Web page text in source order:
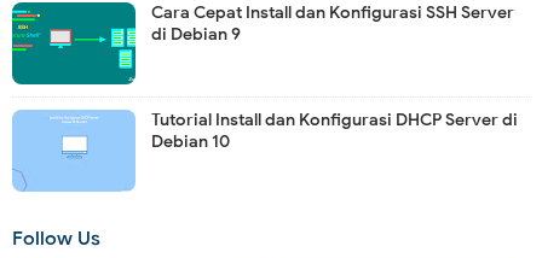
Cara Cepat Install dan Konfigurasi SSH Server
di Debian 9
Tutorial Install dan Konfigurasi DHCP Server di
Debian 10
Follow Us